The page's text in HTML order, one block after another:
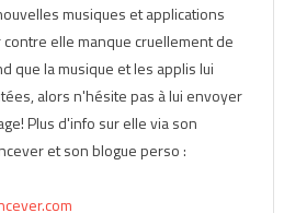
musiques et applications
contre elle manque cruellement de
que la musique et les applis lui
alors n'hésite pas à lui envoyer
Plus d'info sur elle via son
et son blogue perso :